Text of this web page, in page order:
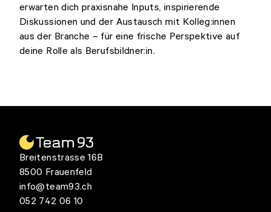
erwarten dich praxisnahe Inputs, inspirierende
Diskussionen und der Austausch mit Kolleg:innen
aus der Branche – für eine frische Perspektive auf
deine Rolle als Berufsbildner:in.
Breitenstrasse 16B
8500 Frauenfeld
info@team93.ch
052 742 06 10